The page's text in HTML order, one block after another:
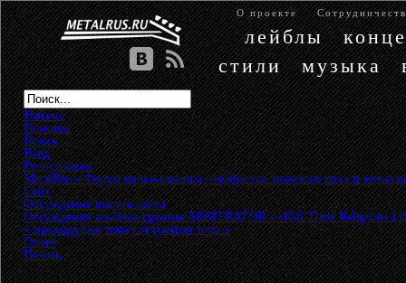
О проекте
лейблы
стили
музыка
Начало
Помощь
Поиск
Вход
Регистрация
MetalRus - Форум музыкального сообщества тяжелого рока и металла
Сайт»
Обсуждение постов сайта»
Обсуждение альбома группы ARBITRATOR - «Kill Their Religion»
« предыдущая тема следующая тема »
Ответ
Печать